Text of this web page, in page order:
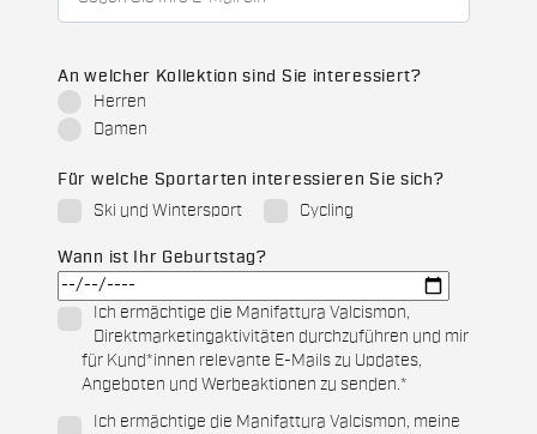
An welcher Kollektion sind Sie interessiert?
Herren
Damen
Für welche Sportarten interessieren Sie sich?
Ski und Wintersport
Cycling
Wann ist Ihr Geburtstag?
Ich ermächtige die Manifattura Valcismon,
Direktmarketingaktivitäten durchzuführen und mir
für Kund*innen relevante E-Mails zu Updates,
Angeboten und Werbeaktionen zu senden.*
Ich ermächtige die Manifattura Valcismon, meine